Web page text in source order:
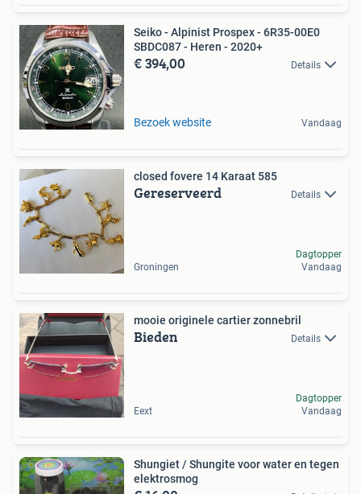
Seiko - Alpinist Prospex - 6R35-00E0
SBDC087 - Heren - 2020+
€ 394,00 Details
Bezoek website Vandaag
closed fovere 14 Karaat 585
Gereserveerd Details
Groningen
Dagtopper
Vandaag
mooie originele cartier zonnebril
Bieden Details
Eext
Dagtopper
Vandaag
Shungiet / Shungite voor water en tegen
elektrosmog